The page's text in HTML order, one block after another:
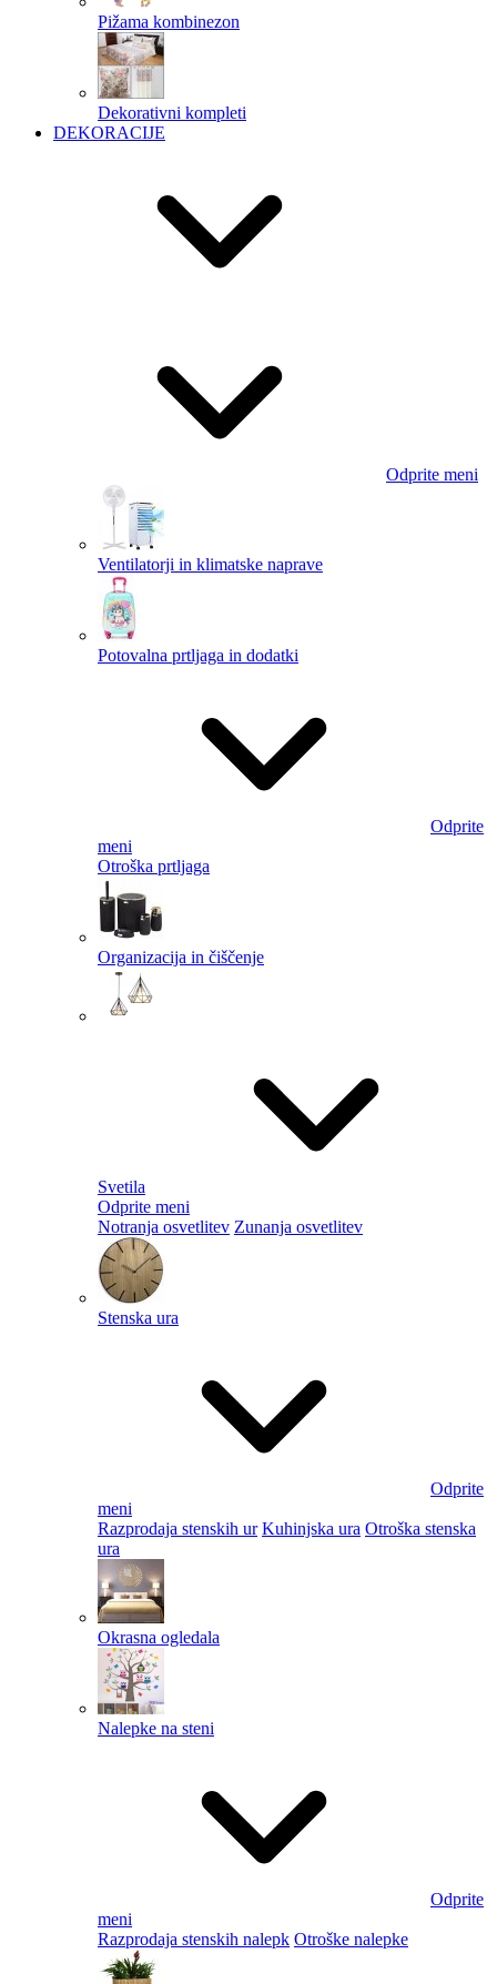
Pižama kombinezon
Dekorativni kompleti
DEKORACIJE
Odprite meni
Ventilatorji in klimatske naprave
Potovalna prtljaga in dodatki
Odprite
meni
Otroška prtljaga
Organizacija in čiščenje
Svetila
Odprite meni
Notranja osvetlitev Zunanja osvetlitev
Stenska ura
Odprite
meni
Razprodaja stenskih ur Kuhinjska ura Otroška stenska
ura
Okrasna ogledala
Nalepke na steni
Odprite
meni
Razprodaja stenskih nalepk Otroške nalepke